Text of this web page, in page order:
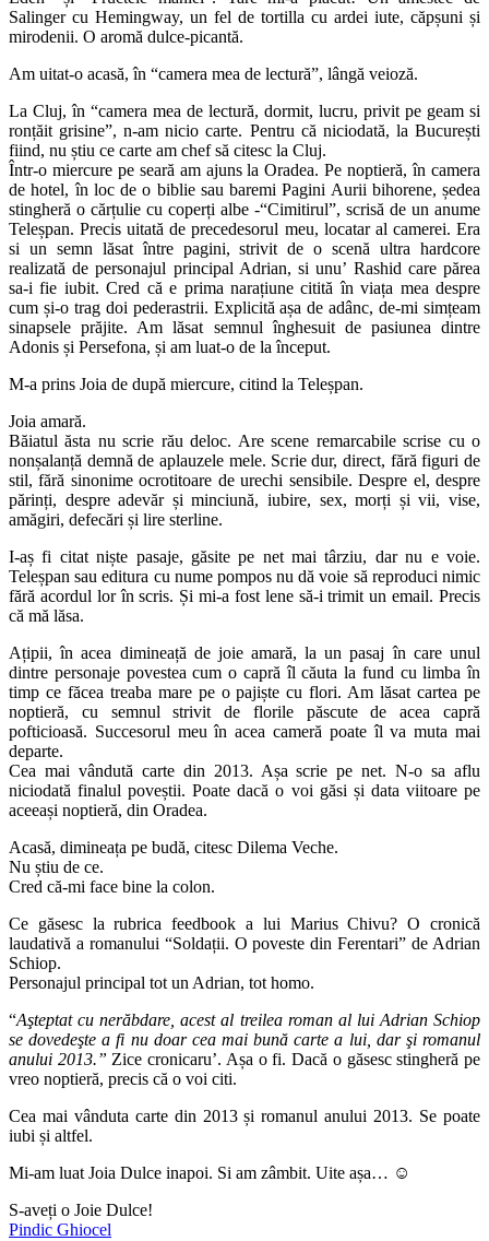
Salinger cu Hemingway, un fel de tortilla cu ardei iute, căpșuni și
mirodenii. O aromă dulce-picantă.
Am uitat-o acasă, în “camera mea de lectură”, lângă veioză.
La Cluj, în “camera mea de lectură, dormit, lucru, privit pe geam si
ronțăit grisine”, n-am nicio carte. Pentru că niciodată, la București
fiind, nu știu ce carte am chef să citesc la Cluj.
Într-o miercure pe seară am ajuns la Oradea. Pe noptieră, în camera
de hotel, în loc de o biblie sau baremi Pagini Aurii bihorene, ședea
stingheră o cărțulie cu coperți albe -“Cimitirul”, scrisă de un anume
Teleșpan. Precis uitată de precedesorul meu, locatar al camerei. Era
si un semn lăsat între pagini, strivit de o scenă ultra hardcore
realizată de personajul principal Adrian, si unu’ Rashid care părea
sa-i fie iubit. Cred că e prima narațiune citită în viața mea despre
cum și-o trag doi pederastrii. Explicită așa de adânc, de-mi simțeam
sinapsele prăjite. Am lăsat semnul înghesuit de pasiunea dintre
Adonis și Persefona, și am luat-o de la început.
M-a prins Joia de după miercure, citind la Teleșpan.
Joia amară.
Băiatul ăsta nu scrie rău deloc. Are scene remarcabile scrise cu o
nonșalanță demnă de aplauzele mele. Scrie dur, direct, fără figuri de
stil, fără sinonime ocrotitoare de urechi sensibile. Despre el, despre
părinți, despre adevăr și minciună, iubire, sex, morți și vii, vise,
amăgiri, defecări și lire sterline.
I-aș fi citat niște pasaje, găsite pe net mai târziu, dar nu e voie.
Teleșpan sau editura cu nume pompos nu dă voie să reproduci nimic
fără acordul lor în scris. Și mi-a fost lene să-i trimit un email. Precis
că mă lăsa.
Ațipii, în acea dimineață de joie amară, la un pasaj în care unul
dintre personaje povestea cum o capră îl căuta la fund cu limba în
timp ce făcea treaba mare pe o pajiște cu flori. Am lăsat cartea pe
noptieră, cu semnul strivit de florile păscute de acea capră
pofticioasă. Succesorul meu în acea cameră poate îl va muta mai
departe.
Cea mai vândută carte din 2013. Așa scrie pe net. N-o sa aflu
niciodată finalul poveștii. Poate dacă o voi găsi și data viitoare pe
aceeași noptieră, din Oradea.
Acasă, dimineața pe budă, citesc Dilema Veche.
Nu știu de ce.
Cred că-mi face bine la colon.
Ce găsesc la rubrica feedbook a lui Marius Chivu? O cronică
laudativă a romanului “Soldații. O poveste din Ferentari” de Adrian
Schiop.
Personajul principal tot un Adrian, tot homo.
“Aşteptat cu nerăbdare, acest al treilea roman al lui Adrian Schiop
se dovedeşte a fi nu doar cea mai bună carte a lui, dar şi romanul
anului 2013.” Zice cronicaru’. Așa o fi. Dacă o găsesc stingheră pe
vreo noptieră, precis că o voi citi.
Cea mai vânduta carte din 2013 și romanul anului 2013. Se poate
iubi și altfel.
Mi-am luat Joia Dulce inapoi. Si am zâmbit. Uite așa… ☺
S-aveți o Joie Dulce!
Pindic Ghiocel